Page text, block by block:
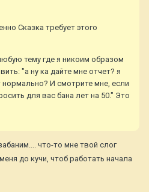
Сказка требует этого
тему где я никоим образом
"а ну ка дайте мне отчет? я
И смотрите мне, если
для вас бана лет на 50." Это
что-то мне твой слог
до кучи, чтоб работать начала